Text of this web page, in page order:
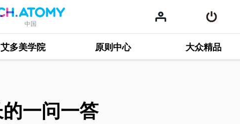
中国
艾多美学院 原则中心 大众精品
一问一答